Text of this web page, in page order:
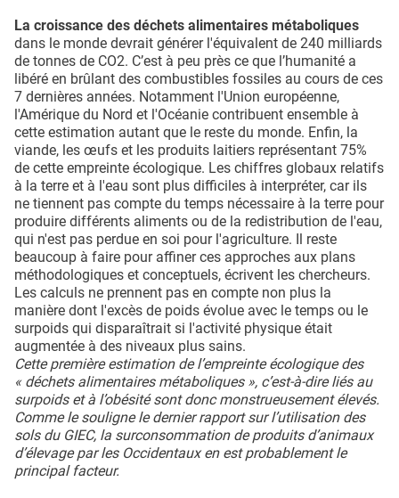
La croissance des déchets alimentaires métaboliques
dans le monde devrait générer l'équivalent de 240 milliards
de tonnes de CO2. C’est à peu près ce que l’humanité a
libéré en brûlant des combustibles fossiles au cours de ces
7 dernières années. Notamment l'Union européenne,
l'Amérique du Nord et l'Océanie contribuent ensemble à
cette estimation autant que le reste du monde. Enfin, la
viande, les œufs et les produits laitiers représentant 75%
de cette empreinte écologique. Les chiffres globaux relatifs
à la terre et à l'eau sont plus difficiles à interpréter, car ils
ne tiennent pas compte du temps nécessaire à la terre pour
produire différents aliments ou de la redistribution de l'eau,
qui n'est pas perdue en soi pour l'agriculture. Il reste
beaucoup à faire pour affiner ces approches aux plans
méthodologiques et conceptuels, écrivent les chercheurs.
Les calculs ne prennent pas en compte non plus la
manière dont l'excès de poids évolue avec le temps ou le
surpoids qui disparaîtrait si l'activité physique était
augmentée à des niveaux plus sains.
Cette première estimation de l’empreinte écologique des
« déchets alimentaires métaboliques », c’est-à-dire liés au
surpoids et à l’obésité sont donc monstrueusement élevés.
Comme le souligne le dernier rapport sur l’utilisation des
sols du GIEC, la surconsommation de produits d’animaux
d’élevage par les Occidentaux en est probablement le
principal facteur.